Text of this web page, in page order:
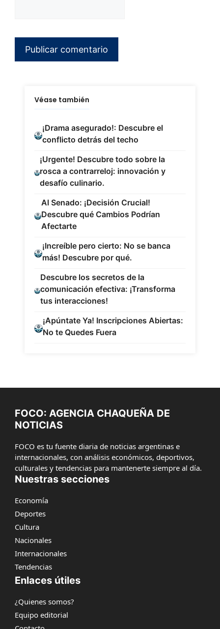
Véase también
¡Drama asegurado!: Descubre el
conflicto detrás del techo
¡Urgente! Descubre todo sobre la
rosca a contrarreloj: innovación y
desafío culinario.
Al Senado: ¡Decisión Crucial!
Descubre qué Cambios Podrían
Afectarte
¡Increíble pero cierto: No se banca
más! Descubre por qué.
Descubre los secretos de la
comunicación efectiva: ¡Transforma
tus interacciones!
¡Apúntate Ya! Inscripciones Abiertas:
No te Quedes Fuera
FOCO: AGENCIA CHAQUEÑA DE
NOTICIAS
FOCO es tu fuente diaria de noticias argentinas e
internacionales, con análisis económicos, deportivos,
culturales y tendencias para mantenerte siempre al día.
Nuestras secciones
Economía
Deportes
Cultura
Nacionales
Internacionales
Tendencias
Enlaces útiles
¿Quienes somos?
Equipo editorial